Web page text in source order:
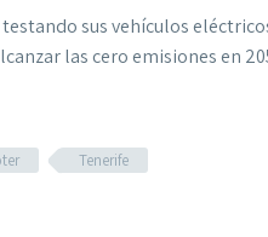
sus vehículos
las cero emisiones en
Tenerife